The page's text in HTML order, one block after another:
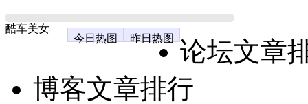
酷车美女
今日热图
昨日热图
论坛文章
博客文章排行